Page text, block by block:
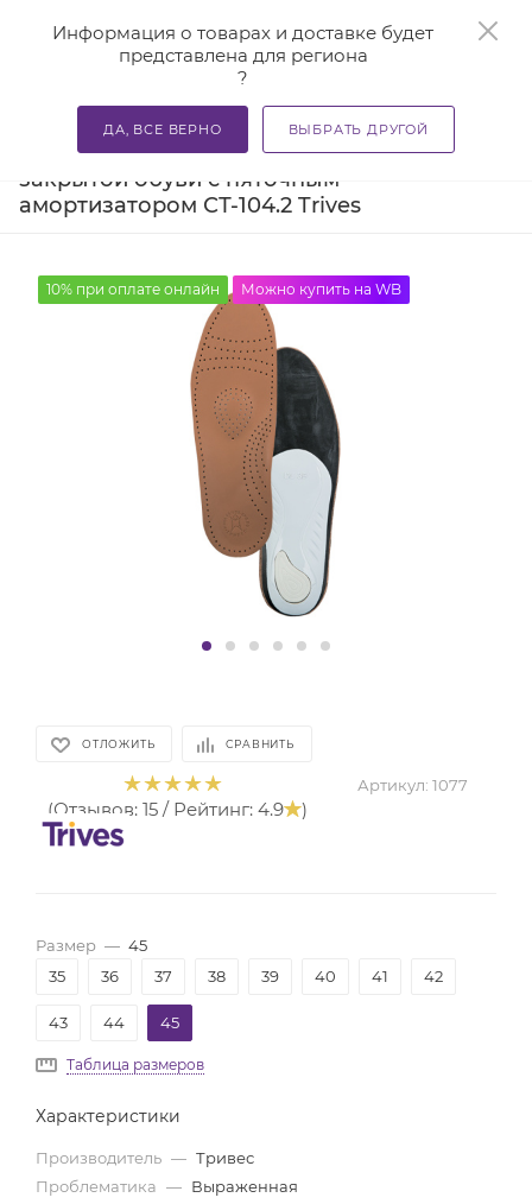
Информация о товарах и доставке будет
представлена для региона
?
ДА, ВСЕ ВЕРНО ВЫБРАТЬ ДРУГОЙ
Главная — Каталог — Стельки ортопедические и
Ортопедические стельки для
закрытой обуви с пяточным
амортизатором СТ-104.2 Trives
10% при оплате онлайн Можно купить на WB
ОТЛОЖИТЬ СРАВНИТЬ
(Отзывов: 15 / Рейтинг: 4.9 )
Артикул: 1077
Размер — 45
35
36 37 38 39 40 41 42
43 44 45
Таблица размеров
Характеристики
Производитель — Тривес
Проблематика — Выраженная